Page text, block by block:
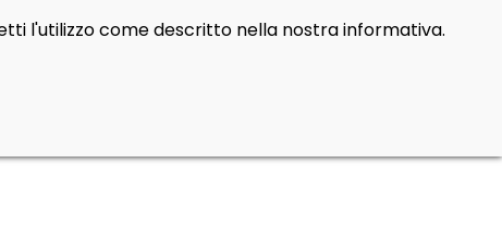
l'utilizzo come descritto nella nostra informativa.